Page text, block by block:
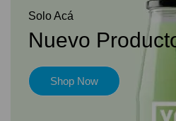
Solo Acá
Nuevo
Shop Now